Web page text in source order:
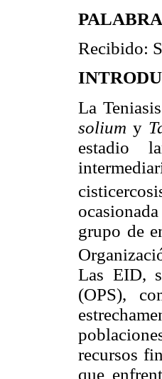
Recibido:
La
solium y
estadio
grupo de
Las EID,
(OPS),
recursos
que